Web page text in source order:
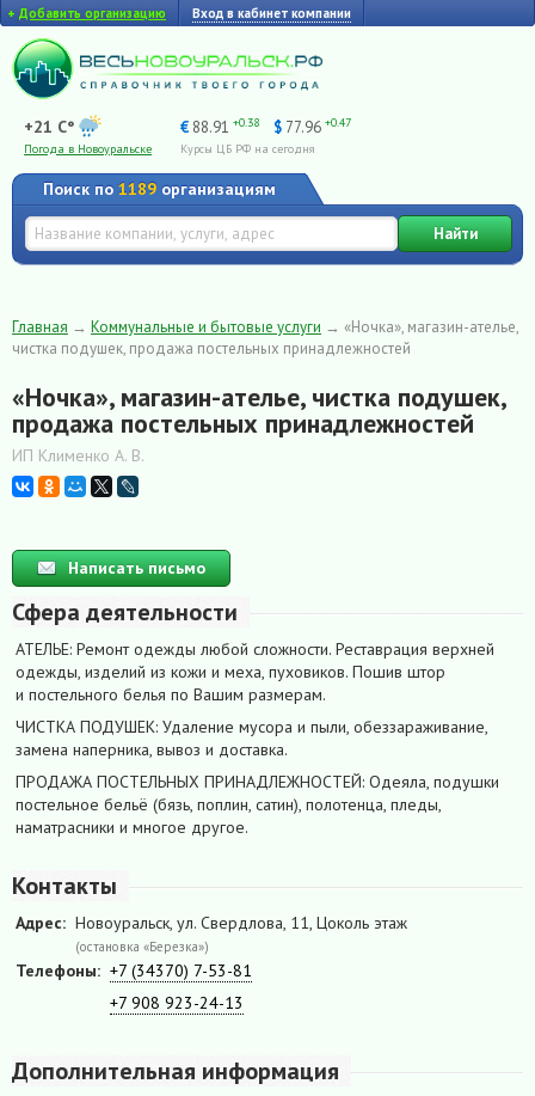
+ Добавить организацию Вход в кабинет компании
+21 C°
Погода в Новоуральске
€ 88.91 +0.38 $ 77.96 +0.47
Курсы ЦБ РФ на сегодня
Поиск по 1189 организациям
Найти
Главная → Коммунальные и бытовые услуги → «Ночка», магазин-ателье,
чистка подушек, продажа постельных принадлежностей
«Ночка», магазин-ателье, чистка подушек,
продажа постельных принадлежностей
ИП Клименко А. В.
Написать письмо
Сфера деятельности
АТЕЛЬЕ: Ремонт одежды любой сложности. Реставрация верхней
одежды, изделий из кожи и меха, пуховиков. Пошив штор
и постельного белья по Вашим размерам.
ЧИСТКА ПОДУШЕК: Удаление мусора и пыли, обеззараживание,
замена наперника, вывоз и доставка.
ПРОДАЖА ПОСТЕЛЬНЫХ ПРИНАДЛЕЖНОСТЕЙ: Одеяла, подушки
постельное бельё (бязь, поплин, сатин), полотенца, пледы,
наматрасники и многое другое.
Контакты
Адрес: Новоуральск, ул. Свердлова, 11, Цоколь этаж
(остановка «Березка»)
Телефоны: +7 (34370) 7-53-81
+7 908 923-24-13
Дополнительная информация